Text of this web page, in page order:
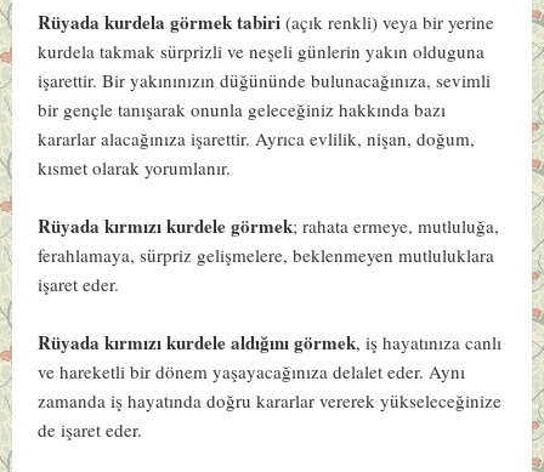
Rüyada kurdela görmek tabiri (açık renkli) veya bir yerine
kurdela takmak sürprizli ve neşeli günlerin yakın olduguna
işarettir. Bir yakınınızın düğününde bulunacağınıza, sevimli
bir gençle tanışarak onunla geleceğiniz hakkında bazı
kararlar alacağınıza işarettir. Ayrıca evlilik, nişan, doğum,
kısmet olarak yorumlanır.
Rüyada kırmızı kurdele görmek; rahata ermeye, mutluluğa,
ferahlamaya, sürpriz gelişmelere, beklenmeyen mutluluklara
işaret eder.
Rüyada kırmızı kurdele aldığını görmek, iş hayatınıza canlı
ve hareketli bir dönem yaşayacağınıza delalet eder. Aynı
zamanda iş hayatında doğru kararlar vererek yükseleceğinize
de işaret eder.